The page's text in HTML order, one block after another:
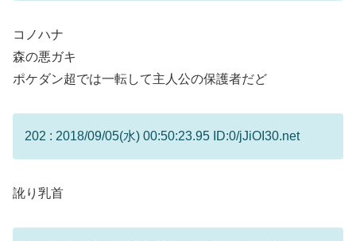
コノハナ
森の悪ガキ
ポケダン超では一転して主人公の保護者だど
202 : 2018/09/05(水) 00:50:23.95 ID:0/jJiOI30.net
訛り乳首